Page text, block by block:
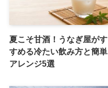
夏こそ甘酒！うなぎ屋がす
すめる冷たい飲み方と簡単
アレンジ5選